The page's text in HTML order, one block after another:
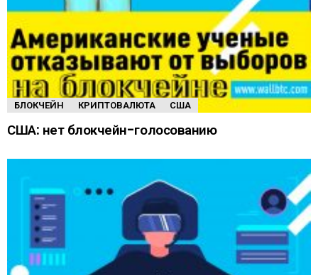
БЛОКЧЕЙН КРИПТОВАЛЮТА США
США: нет блокчейн-голосованию